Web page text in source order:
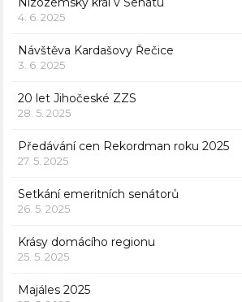
4. 6. 2025
Návštěva Kardašovy Řečice
3. 6. 2025
20 let Jihočeské ZZS
28. 5. 2025
Předávání cen Rekordman roku 2025
27. 5. 2025
Setkání emeritních senátorů
26. 5. 2025
Krásy domácího regionu
25. 5. 2025
Majáles 2025